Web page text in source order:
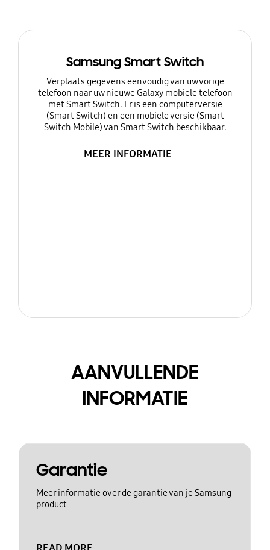
Samsung Smart Switch
Verplaats gegevens eenvoudig van uw vorige
telefoon naar uw nieuwe Galaxy mobiele telefoon
met Smart Switch. Er is een computerversie
(Smart Switch) en een mobiele versie (Smart
Switch Mobile) van Smart Switch beschikbaar.
MEER INFORMATIE
AANVULLENDE
INFORMATIE
Garantie
Meer informatie over de garantie van je Samsung
product